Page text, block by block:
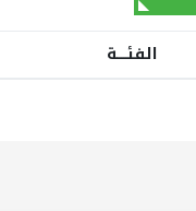
الفئـــــة